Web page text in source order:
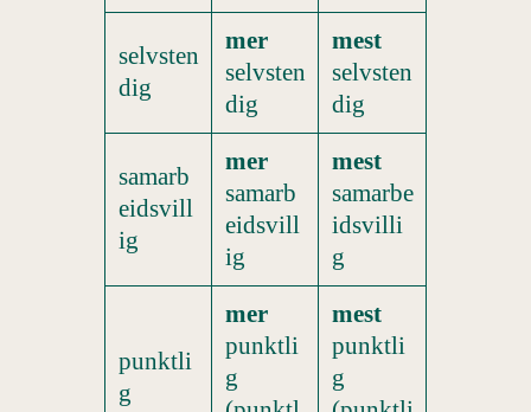
selvsten
dig
mer
selvsten
dig
mest
selvsten
dig
samarb
eidsvill
ig
mer
samarb
eidsvill
ig
mest
samarbe
idsvilli
g
punktli
g
mer
punktli
g
mest
punktli
g